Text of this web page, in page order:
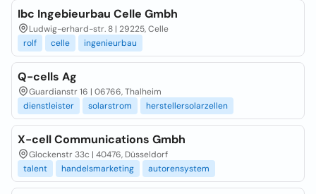
Ibc Ingebieurbau Celle Gmbh
Ludwig-erhard-str. 8 | 29225, Celle
rolf
celle ingenieurbau
Q-cells Ag
Guardianstr 16 | 06766, Thalheim
dienstleister
solarstrom herstellersolarzellen
X-cell Communications Gmbh
Glockenstr 33c | 40476, Düsseldorf
talent
handelsmarketing autorensystem